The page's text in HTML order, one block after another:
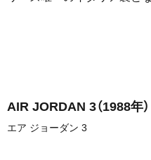
AIR JORDAN 3（1988年）
エア ジョーダン 3